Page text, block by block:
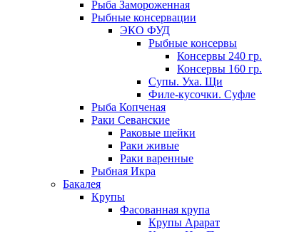
Рыба Замороженная
Рыбные консервации
ЭКО ФУД
Рыбные консервы
Консервы 240 гр.
Консервы 160 гр.
Супы. Уха. Щи
Филе-кусочки. Суфле
Рыба Копченая
Раки Севанские
Раковые шейки
Раки живые
Раки варенные
Рыбная Икра
Бакалея
Крупы
Фасованная крупа
Крупы Арарат